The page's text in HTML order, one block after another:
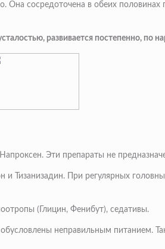
сосредоточена в обеих
развивается постепенно, по
Эти препараты не
Тизанизадин. При регулярных
(Глицин, Фенибут), седативы.
неправильным питанием.